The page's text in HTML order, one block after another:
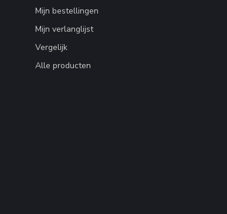
Mijn bestellingen
Mijn verlanglijst
Vergelijk
Alle producten